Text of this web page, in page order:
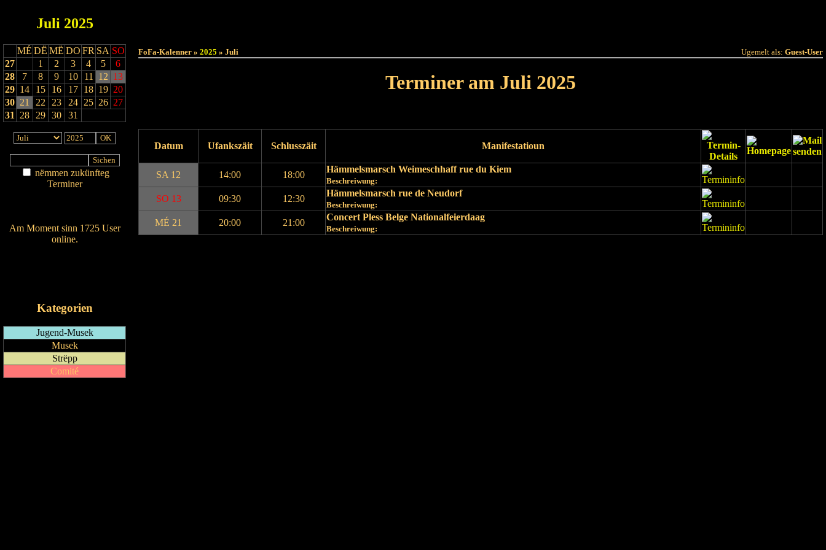
Juli 2025
MÉ DË MË DO FR SA SO
27
1 2 3 4 5
6
28
7 8 9 10 11 12 13
29 14 15 16 17 18 19 20
30 21 22 23 24 25 26 27
31
28 29 30 31
nëmmen zukünfteg
Terminer
Am Moment sinn 1725 User
online.
Kategorien
Jugend-Musek
Musek
Strëpp
Comité
FoFa-Kalenner » 2025 » Juli Ugemelt als: Guest-User
Terminer am Juli 2025
Datum Ufankszäit Schlusszäit Manifestatioun
SA 12 14:00 18:00
Hämmelsmarsch Weimeschhaff rue du Kiem
Beschreiwung:
SO 13 09:30 12:30
Hämmelsmarsch rue de Neudorf
Beschreiwung:
MÉ 21 20:00 21:00
Concert Pless Belge Nationalfeierdaag
Beschreiwung: